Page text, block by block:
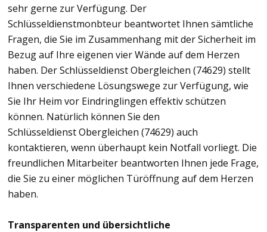
sehr gerne zur Verfügung. Der
Schlüsseldienstmonbteur beantwortet Ihnen sämtliche
Fragen, die Sie im Zusammenhang mit der Sicherheit im
Bezug auf Ihre eigenen vier Wände auf dem Herzen
haben. Der Schlüsseldienst Obergleichen (74629) stellt
Ihnen verschiedene Lösungswege zur Verfügung, wie
Sie Ihr Heim vor Eindringlingen effektiv schützen
können. Natürlich können Sie den
Schlüsseldienst Obergleichen (74629) auch
kontaktieren, wenn überhaupt kein Notfall vorliegt. Die
freundlichen Mitarbeiter beantworten Ihnen jede Frage,
die Sie zu einer möglichen Türöffnung auf dem Herzen
haben.
Transparenten und übersichtliche